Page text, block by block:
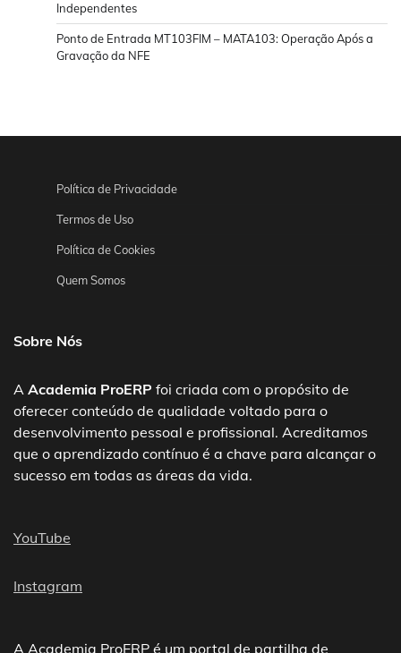
Independentes
Ponto de Entrada MT103FIM – MATA103: Operação Após a
Gravação da NFE
Política de Privacidade
Termos de Uso
Política de Cookies
Quem Somos
Sobre Nós
A Academia ProERP foi criada com o propósito de
oferecer conteúdo de qualidade voltado para o
desenvolvimento pessoal e profissional. Acreditamos
que o aprendizado contínuo é a chave para alcançar o
sucesso em todas as áreas da vida.
YouTube
Instagram
A Academia ProERP é um portal de partilha de